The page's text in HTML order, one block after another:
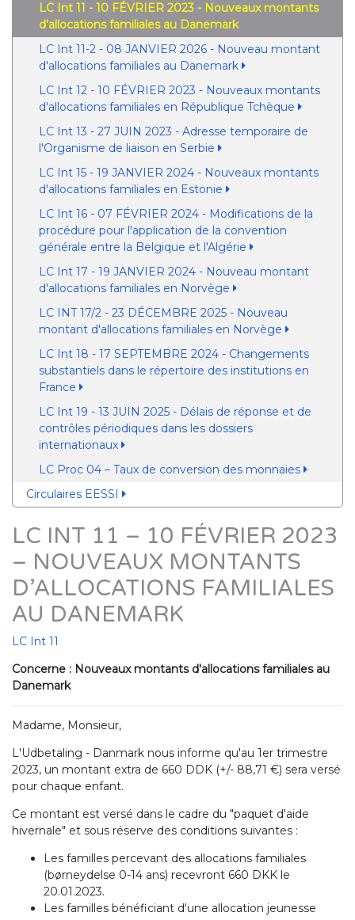
LC Int 11 - 10 FÉVRIER 2023 - Nouveaux montants
d'allocations familiales au Danemark
LC Int 11-2 - 08 JANVIER 2026 - Nouveau montant
d'allocations familiales au Danemark
LC Int 12 - 10 FÉVRIER 2023 - Nouveaux montants
d'allocations familiales en République Tchèque
LC Int 13 - 27 JUIN 2023 - Adresse temporaire de
l'Organisme de liaison en Serbie
LC Int 15 - 19 JANVIER 2024 - Nouveaux montants
d'allocations familiales en Estonie
LC Int 16 - 07 FÉVRIER 2024 - Modifications de la
procédure pour l'application de la convention
générale entre la Belgique et l'Algérie
LC Int 17 - 19 JANVIER 2024 - Nouveau montant
d'allocations familiales en Norvège
LC INT 17/2 - 23 DÉCEMBRE 2025 - Nouveau
montant d'allocations familiales en Norvège
LC Int 18 - 17 SEPTEMBRE 2024 - Changements
substantiels dans le répertoire des institutions en
France
LC Int 19 - 13 JUIN 2025 - Délais de réponse et de
contrôles périodiques dans les dossiers
internationaux
LC Proc 04 – Taux de conversion des monnaies
Circulaires EESSI
LC INT 11 – 10 FÉVRIER 2023
– NOUVEAUX MONTANTS
D’ALLOCATIONS FAMILIALES
AU DANEMARK
LC Int 11
Concerne : Nouveaux montants d'allocations familiales au
Danemark
Madame, Monsieur,
L'Udbetaling - Danmark nous informe qu'au 1er trimestre
2023, un montant extra de 660 DDK (+/- 88,71 €) sera versé
pour chaque enfant.
Ce montant est versé dans le cadre du "paquet d'aide
hivernale" et sous réserve des conditions suivantes :
Les familles percevant des allocations familiales
(børneydelse 0-14 ans) recevront 660 DKK le
20.01.2023.
Les familles bénéficiant d'une allocation jeunesse